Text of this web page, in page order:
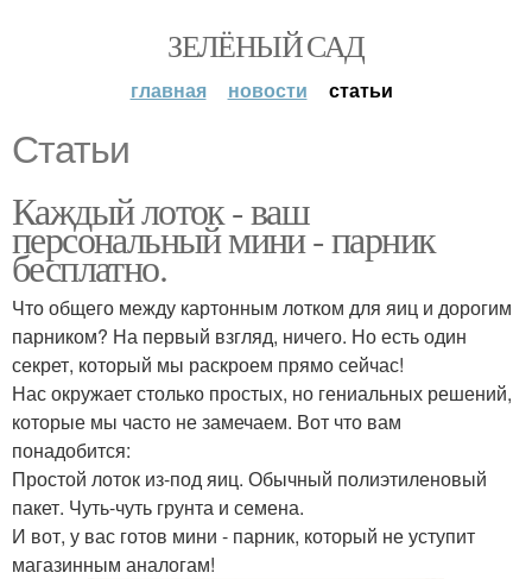
ЗЕЛЁНЫЙ САД
главная новости статьи
Статьи
Каждый лоток - ваш
персональный мини - парник
бесплатно.
Что общего между картонным лотком для яиц и дорогим
парником? На первый взгляд, ничего. Но есть один
секрет, который мы раскроем прямо сейчас!
Нас окружает столько простых, но гениальных решений,
которые мы часто не замечаем. Вот что вам
понадобится:
Простой лоток из-под яиц. Обычный полиэтиленовый
пакет. Чуть-чуть грунта и семена.
И вот, у вас готов мини - парник, который не уступит
магазинным аналогам!